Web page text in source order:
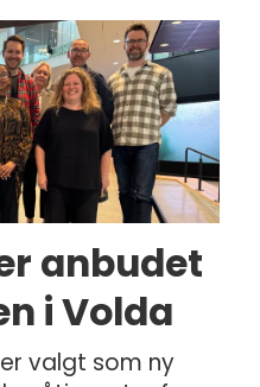
anbudet
i Volda
valgt som ny